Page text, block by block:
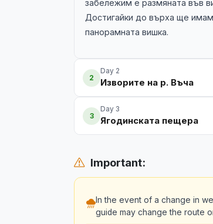
забележим е размяната във
Достигайки до върха ще
панорамната вишка.
2
Day 2
Изворите на р. Въча
3
Day 3
Ягодинската пещера
Important:
In the event of a change in
guide may change the route